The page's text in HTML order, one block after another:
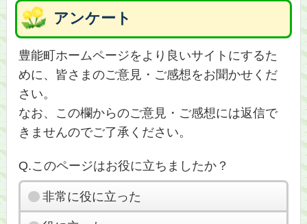
アンケート
豊能町ホームページをより良いサイトにするた
めに、皆さまのご意見・ご感想をお聞かせくだ
さい。
なお、この欄からのご意見・ご感想には返信で
きませんのでご了承ください。
Q.このページはお役に立ちましたか？
非常に役に立った